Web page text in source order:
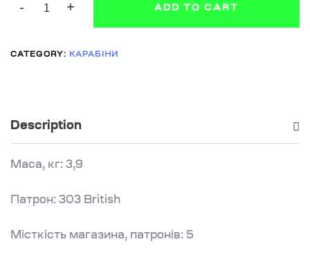
ADD TO CART
CATEGORY: КАРАБІНИ
Description
Маса, кг: 3,9
Патрон: 303 British
Місткість магазина, патронів: 5